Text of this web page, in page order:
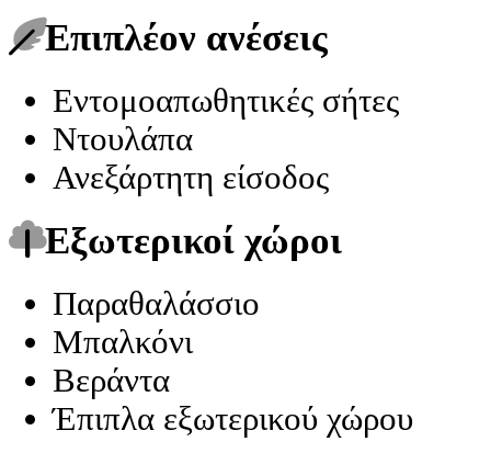
Επιπλέον ανέσεις
Εντομοαπωθητικές σήτες
Ντουλάπα
Ανεξάρτητη είσοδος
Εξωτερικοί χώροι
Παραθαλάσσιο
Μπαλκόνι
Βεράντα
Έπιπλα εξωτερικού χώρου